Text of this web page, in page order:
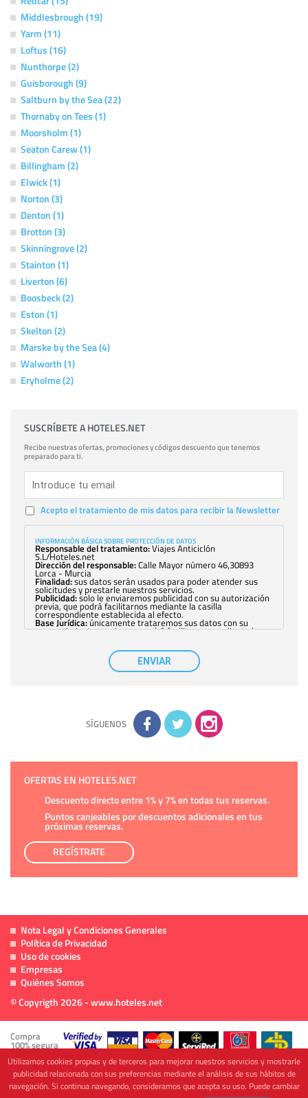
Middlesbrough (19)
Yarm (11)
Loftus (16)
Nunthorpe (2)
Guisborough (9)
Saltburn by the Sea (22)
Thornaby on Tees (1)
Moorsholm (1)
Seaton Carew (1)
Billingham (2)
Elwick (1)
Norton (3)
Denton (1)
Brotton (3)
Skinningrove (2)
Stainton (1)
Liverton (6)
Boosbeck (2)
Eston (1)
Skelton (2)
Marske by the Sea (4)
Walworth (1)
Eryholme (2)
SUSCRÍBETE A HOTELES.NET
Recibe nuestras ofertas, promociones y códigos descuento que tenemos
preparado para ti.
Acepto el tratamiento de mis datos para recibir la Newsletter
INFORMACIÓN BÁSICA SOBRE PROTECCIÓN DE DATOS
Responsable del tratamiento:Viajes Anticiclón
S.L/Hoteles.net
Dirección del responsable:Calle Mayor número 46,30893
Lorca - Murcia
Finalidad:sus datos serán usados para poder atender sus
solicitudes y prestarle nuestros servicios.
Publicidad:solo le enviaremos publicidad con su autorización
previa, que podrá facilitarnos mediante la casilla
correspondiente establecida al efecto.
Base Jurídica:únicamente trataremos sus datos con su
consentimiento previo, que podrá facilitarnos mediante la
con carácter general, sólo el personal de
nuestra entidad que esté debidamente autorizado podrá
tener conocimiento de la información que le pedimos. No se
comunicarán datos a terceros.
adicional y detallada sobre cómo tratamos sus datos en la
política de privacidad
ENVIAR
SÍGUENOS
OFERTAS EN HOTELES.NET
Descuento directo entre 1% y 7% en todas tus reservas.
Puntos canjeables por descuentos adicionales en tus
próximas reservas.
REGÍSTRATE
Nota Legal y Condiciones Generales
Política de Privacidad
Uso de cookies
Empresas
Quiénes Somos
© Copyrigth 2026 - www.hoteles.net
Compra
100% segura
Cofinanciado por
Utilizamos cookies propias y de terceros para mejorar nuestros servicios y mostrarle
publicidad relacionada con sus preferencias mediante el análisis de sus hábitos de
navegación. Si continua navegando, consideramos que acepta su uso. Puede cambiar